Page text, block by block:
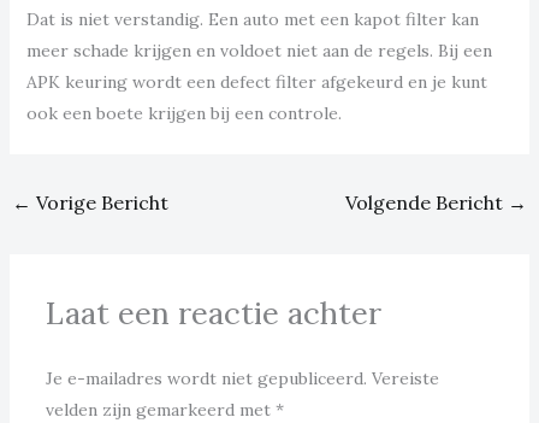
Dat is niet verstandig. Een auto met een kapot filter kan
meer schade krijgen en voldoet niet aan de regels. Bij een
APK keuring wordt een defect filter afgekeurd en je kunt
ook een boete krijgen bij een controle.
← Vorige Bericht Volgende Bericht →
Laat een reactie achter
Je e-mailadres wordt niet gepubliceerd. Vereiste
velden zijn gemarkeerd met *